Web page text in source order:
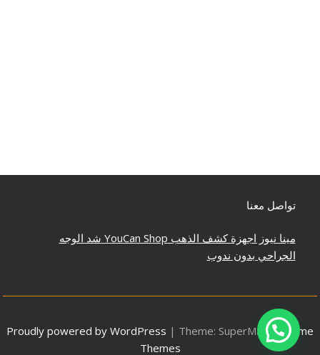
تواصل معنا
مينا نيوز اجهزة كشف الذهب YouCan Shop شد الوجه
الجراحي بدون ندوب
Proudly powered by WordPress | Theme: SuperMag by Acme
Themes